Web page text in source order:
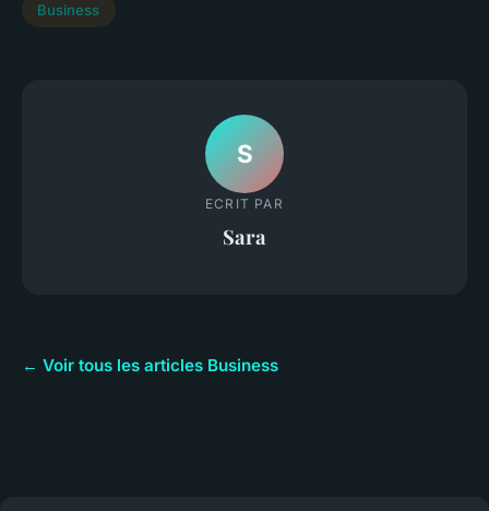
Business
S
ECRIT PAR
Sara
← Voir tous les articles Business